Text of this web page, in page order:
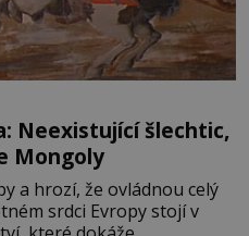
Neexistující šlechtic,
Mongoly
a hrozí, že ovládnou celý
srdci Evropy stojí v